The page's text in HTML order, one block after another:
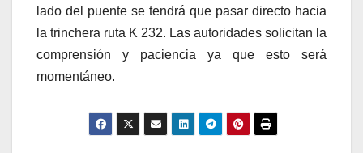
lado del puente se tendrá que pasar directo hacia
la trinchera ruta K 232. Las autoridades solicitan la
comprensión y paciencia ya que esto será
momentáneo.